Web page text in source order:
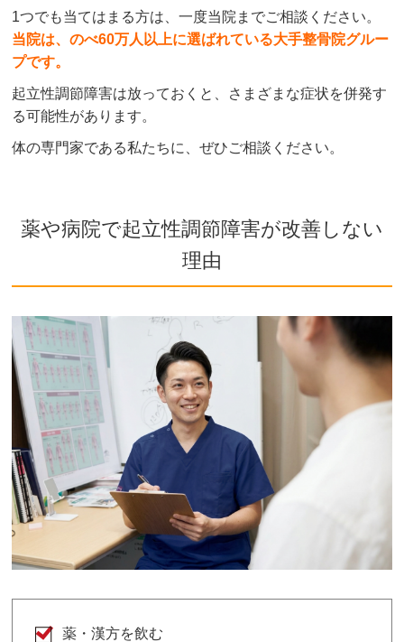
1つでも当てはまる方は、一度当院までご相談ください。
当院は、のべ60万人以上に選ばれている大手整骨院グルー
プです。
起立性調節障害は放っておくと、さまざまな症状を併発す
る可能性があります。
体の専門家である私たちに、ぜひご相談ください。
薬や病院で起立性調節障害が改善しない
理由
薬・漢方を飲む